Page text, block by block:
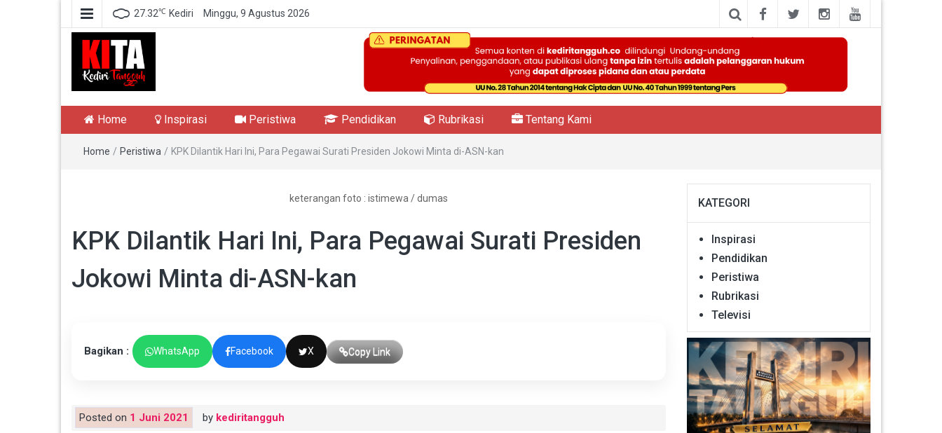
27.32℃ Kediri Minggu, 9 Agustus 2026
Kediri Tangguh
Home Inspirasi Peristiwa Pendidikan Rubrikasi Tentang Kami
Home / Peristiwa / KPK Dilantik Hari Ini, Para Pegawai Surati Presiden Jokowi Minta di-ASN-kan
keterangan foto : istimewa / dumas
KPK Dilantik Hari Ini, Para Pegawai Surati Presiden
Jokowi Minta di-ASN-kan
Bagikan : WhatsApp Facebook X Copy Link
Posted on 1 Juni 2021 by kediritangguh
KATEGORI
Inspirasi
Pendidikan
Peristiwa
Rubrikasi
Televisi